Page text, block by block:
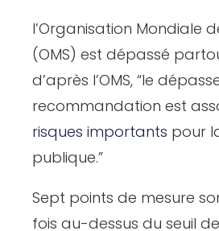
l’Organisation Mondiale
(OMS) est dépassé
d’après l’OMS, “le
recommandation est
risques importants pour
publique.”
Sept points de mesure
fois au-dessus du seuil de